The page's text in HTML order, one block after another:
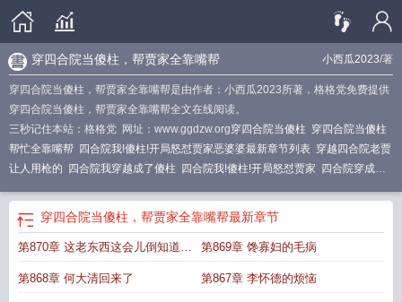
小西瓜2023/著
穿四合院当傻柱，帮贾家全靠嘴帮
穿四合院当傻柱，帮贾家全靠嘴帮是由作者：小西瓜2023所著，格格党免费提供
穿四合院当傻柱，帮贾家全靠嘴帮全文在线阅读。
三秒记住本站：格格党 网址：www.ggdzw.org穿四合院当傻柱 穿四合院当傻柱
帮忙全靠嘴帮 四合院我!傻柱!开局怒怼贾家恶婆婆最新章节列表 穿越四合院老贾
让人用枪的
四合院我穿越成了傻柱 四合院我!傻柱!开局怒怼贾家
四合院穿成棒
穿越四合院贾家双胞胎合集 穿越四合院护傻柱 秦寡妇对我美人计!
院当傻柱帮贾家全靠嘴
穿越四合院成贾家失散的儿子
靠嘴帮穿越四合院老贾净身出户穿越四合院贾棒梗四合院穿越成贾家抱养
合院穿成傻柱反手坑爆贾家
穿四合院当傻柱，帮贾家全靠嘴帮最新章节
第870章 这老东西这会儿倒知道要
脸了早干嘛去了
第869章 馋寡妇的毛病
第868章 何大清回来了 第867章 李怀德的烦恼